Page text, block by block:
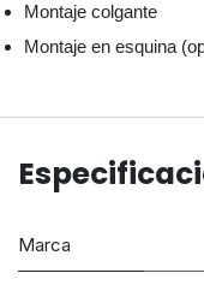
Montaje colgante
Montaje en esquina
Marca